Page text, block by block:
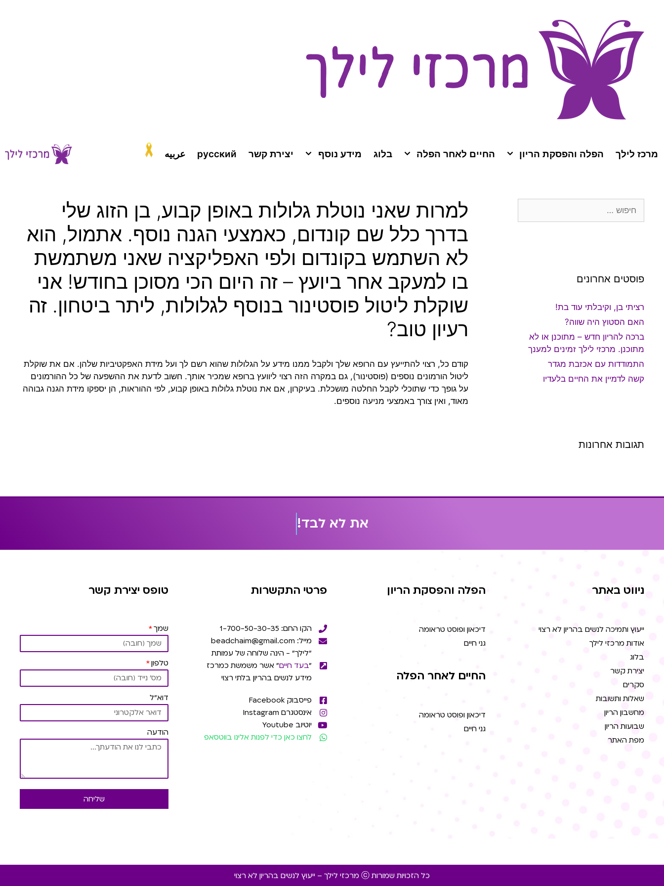
מרכז לילך הפלה והפסקת הריון החיים לאחר הפלה בלוג מידע נוסף יצירת קשר русский عربيه
למרות שאני נוטלת גלולות באופן קבוע, בן הזוג שלי
בדרך כלל שם קונדום, כאמצעי הגנה נוסף. אתמול, הוא
לא השתמש בקונדום ולפי האפליקציה שאני משתמשת
בו למעקב אחר ביועץ – זה היום הכי מסוכן בחודש! אני
שוקלת ליטול פוסטינור בנוסף לגלולות, ליתר ביטחון. זה
רעיון טוב?
קודם כל, רצוי להתייעץ עם הרופא שלך ולקבל ממנו מידע על הגלולות שהוא רשם לך ועל מידת האפקטיביות שלהן. אם את שוקלת
ליטול הורמונים נוספים (פוסטינור), גם במקרה הזה רצוי ליוועץ ברופא שמכיר אותך. חשוב לדעת את ההשפעה של כל ההורמונים
על גופך כדי שתוכלי לקבל החלטה מושכלת. בעיקרון, אם את נוטלת גלולות באופן קבוע, לפי ההוראות, הן יספקו מידת הגנה גבוהה
מאוד, ואין צורך באמצעי מניעה נוספים.
פוסטים אחרונים
רציתי בן, וקיבלתי עוד בת!
האם הסטוץ היה שווה?
ברכה להריון חדש – מתוכנן או לא
מתוכנן. מרכזי לילך זמינים למענך
התמודדות עם אכזבת מגדר
קשה לדמיין את החיים בלעדיו
תגובות אחרונות
את לא לבד!
ניווט באתר
ייעוץ ותמיכה לנשים בהריון לא רצוי
אודות מרכזי לילך
בלוג
יצירת קשר
סקרים
שאלות ותשובות
מחשבון הריון
שבועות הריון
מפת האתר
הפלה והפסקת הריון
דיכאון ופוסט טראומה
גני חיים
החיים לאחר הפלה
דיכאון ופוסט טראומה
גני חיים
פרטי התקשרות
הקו החם: 1-700-50-30-35
מייל: beadchaim@gmail.com
"לילך" - הינה שלוחה של עמותת
"בעד חיים" אשר משמשת כמרכז
מידע לנשים בהריון בלתי רצוי
פייסבוק Facebook
אינסטגרם Instagram
יוטיוב Youtube
לחצו כאן כדי לפנות אלינו בווטסאפ
טופס יצירת קשר
שמך
טלפון
דוא"ל
הודעה
שליחה
כל הזכויות שמורות ⓒ מרכזי לילך – ייעוץ לנשים בהריון לא רצוי